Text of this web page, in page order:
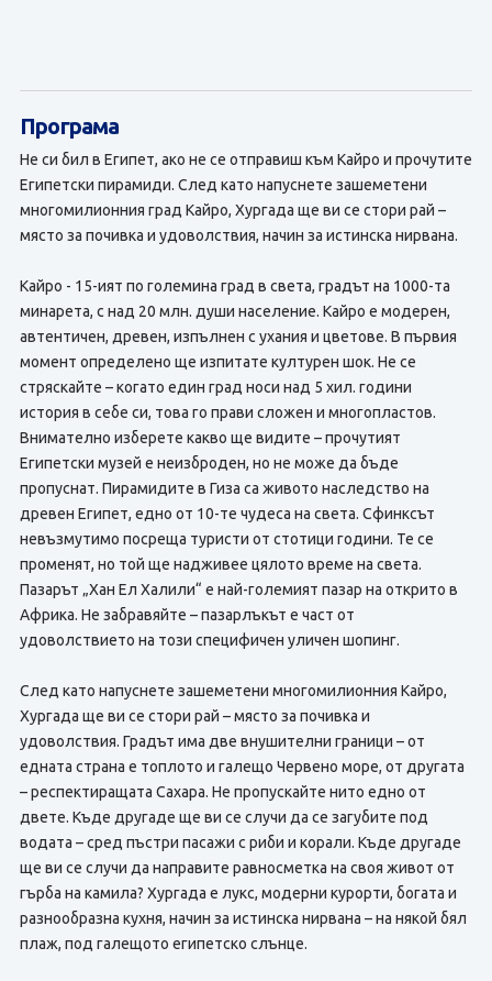
Програма
Не си бил в Египет, ако не се отправиш към Кайро и прочутите
Египетски пирамиди. След като напуснете зашеметени
многомилионния град Кайро, Хургада ще ви се стори рай –
място за почивка и удоволствия, начин за истинска нирвана.
Кайро - 15-ият по големина град в света, градът на 1000-та
минарета, с над 20 млн. души население. Кайро е модерен,
автентичен, древен, изпълнен с ухания и цветове. В първия
момент определено ще изпитате културен шок. Не се
стряскайте – когато един град носи над 5 хил. години
история в себе си, това го прави сложен и многопластов.
Внимателно изберете какво ще видите – прочутият
Египетски музей е неизброден, но не може да бъде
пропуснат. Пирамидите в Гиза са живото наследство на
древен Египет, едно от 10-те чудеса на света. Сфинксът
невъзмутимо посреща туристи от стотици години. Те се
променят, но той ще надживее цялото време на света.
Пазарът „Хан Ел Халили“ е най-големият пазар на открито в
Африка. Не забравяйте – пазарлъкът е част от
удоволствието на този специфичен уличен шопинг.
След като напуснете зашеметени многомилионния Кайро,
Хургада ще ви се стори рай – място за почивка и
удоволствия. Градът има две внушителни граници – от
едната страна е топлото и галещо Червено море, от другата
– респектиращата Сахара. Не пропускайте нито едно от
двете. Къде другаде ще ви се случи да се загубите под
водата – сред пъстри пасажи с риби и корали. Къде другаде
ще ви се случи да направите равносметка на своя живот от
гърба на камила? Хургада е лукс, модерни курорти, богата и
разнообразна кухня, начин за истинска нирвана – на някой бял
плаж, под галещото египетско слънце.